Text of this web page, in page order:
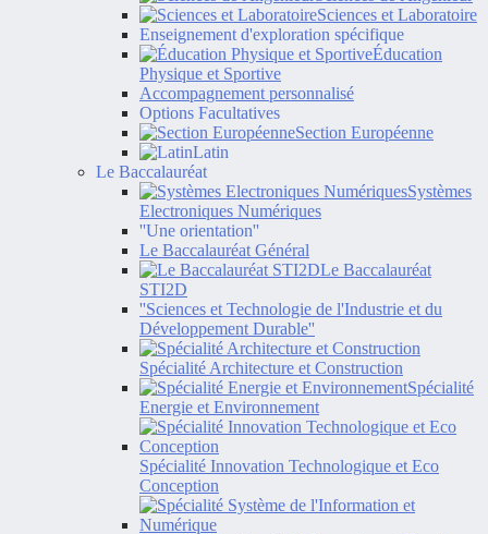
Sciences et Laboratoire
Enseignement d'exploration spécifique
Éducation
Physique et Sportive
Accompagnement personnalisé
Options Facultatives
Section Européenne
Latin
Le Baccalauréat
Systèmes
Electroniques Numériques
''Une orientation''
Le Baccalauréat Général
Le Baccalauréat
STI2D
''Sciences et Technologie de l'Industrie et du
Développement Durable''
Spécialité Architecture et Construction
Spécialité
Energie et Environnement
Spécialité Innovation Technologique et Eco
Conception